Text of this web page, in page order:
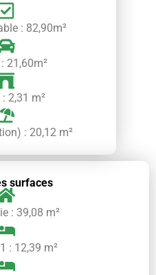
: 82,90m²
21,60m²
2,31 m²
: 20,12 m²
surfaces
: 39,08 m²
: 12,39 m²